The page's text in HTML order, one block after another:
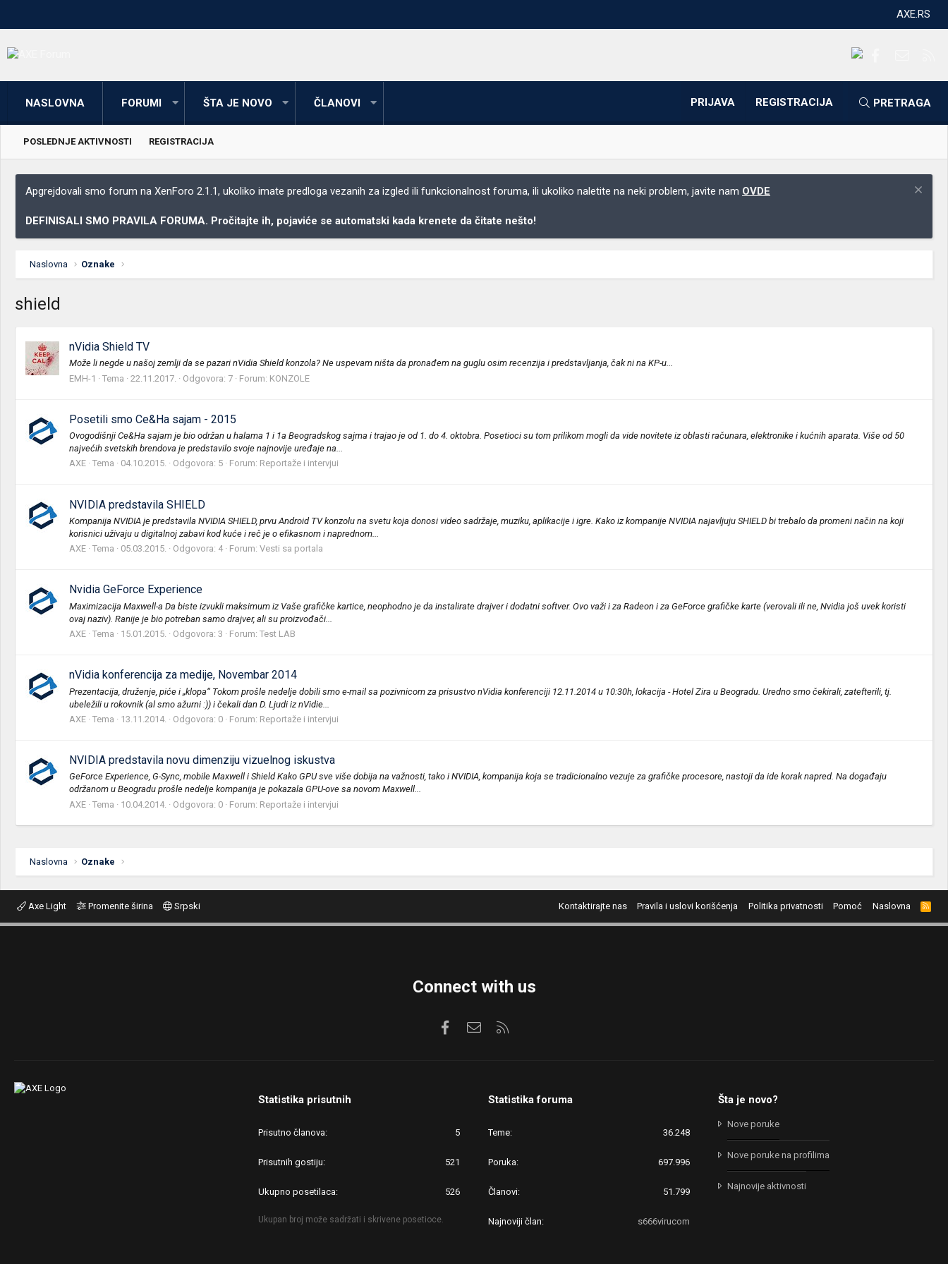
AXE.RS
NASLOVNA FORUMI ŠTA JE NOVO ČLANOVI PRIJAVA REGISTRACIJA PRETRAGA
POSLEDNJE AKTIVNOSTI REGISTRACIJA
Apgrejdovali smo forum na XenForo 2.1.1, ukoliko imate predloga vezanih za izgled ili funkcionalnost foruma, ili ukoliko naletite na neki problem, javite nam OVDE
DEFINISALI SMO PRAVILA FORUMA. Pročitajte ih, pojaviće se automatski kada krenete da čitate nešto!
Naslovna Oznake
shield
nVidia Shield TV
Može li negde u našoj zemlji da se pazari nVidia Shield konzola? Ne uspevam ništa da pronađem na guglu osim recenzija i predstavljanja, čak ni na KP-u...
EMH-1
Tema 22.11.2017. Odgovora: 7 Forum: KONZOLE
Posetili smo Ce&Ha sajam - 2015
Ovogodišnji Ce&Ha sajam je bio održan u halama 1 i 1a Beogradskog sajma i trajao je od 1. do 4. oktobra. Posetioci su tom prilikom mogli da vide novitete iz oblasti računara, elektronike i kućnih aparata. Više od 50
najvećih svetskih brendova je predstavilo svoje najnovije uređaje na...
AXE Tema 04.10.2015. Odgovora: 5 Forum: Reportaže i intervjui
NVIDIA predstavila SHIELD
Kompanija NVIDIA je predstavila NVIDIA SHIELD, prvu Android TV konzolu na svetu koja donosi video sadržaje, muziku, aplikacije i igre. Kako iz kompanije NVIDIA najavljuju SHIELD bi trebalo da promeni način na koji
korisnici uživaju u digitalnoj zabavi kod kuće i reč je o efikasnom i naprednom...
AXE Tema 05.03.2015. Odgovora: 4 Forum: Vesti sa portala
Nvidia GeForce Experience
Maximizacija Maxwell-a Da biste izvukli maksimum iz Vaše grafičke kartice, neophodno je da instalirate drajver i dodatni softver. Ovo važi i za Radeon i za GeForce grafičke karte (verovali ili ne, Nvidia još uvek koristi
ovaj naziv). Ranije je bio potreban samo drajver, ali su proizvođači...
AXE Tema 15.01.2015. Odgovora: 3 Forum: Test LAB
nVidia konferencija za medije, Novembar 2014
Prezentacija, druženje, piće i „klopa“ Tokom prošle nedelje dobili smo e-mail sa pozivnicom za prisustvo nVidia konferenciji 12.11.2014 u 10:30h, lokacija - Hotel Zira u Beogradu. Uredno smo čekirali, zatefterili, tj.
ubeležili u rokovnik (al smo ažurni :)) i čekali dan D. Ljudi iz nVidie...
AXE Tema 13.11.2014. Odgovora: 0 Forum: Reportaže i intervjui
NVIDIA predstavila novu dimenziju vizuelnog iskustva
GeForce Experience, G-Sync, mobile Maxwell i Shield Kako GPU sve više dobija na važnosti, tako i NVIDIA, kompanija koja se tradicionalno vezuje za grafičke procesore, nastoji da ide korak napred. Na događaju
održanom u Beogradu prošle nedelje kompanija je pokazala GPU-ove sa novom Maxwell...
AXE Tema 10.04.2014. Odgovora: 0 Forum: Reportaže i intervjui
Naslovna Oznake
Axe Light Promenite širina Srpski Kontaktirajte nas Pravila i uslovi korišćenja Politika privatnosti Pomoć Naslovna
R
S
S
Connect with us
FacebookKontaktirajte nas
Statistika prisutnih
Prisutno članova 5
Prisutnih gostiju 521
Ukupno posetilaca 526
Ukupan broj može sadržati i skrivene posetioce.
Statistika foruma
Teme 36.248
Poruka 697.996
Članovi 51.799
Najnoviji član s666virucom
Šta je novo?
Nove poruke
Nove poruke na profilima
Najnovije aktivnosti